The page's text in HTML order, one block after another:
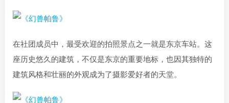
在社团成员中，最受欢迎的拍照景点之一就是东京车站。这
座历史悠久的建筑，不仅是东京的重要地标，也因其独特的
建筑风格和壮丽的外观成为了摄影爱好者的天堂。